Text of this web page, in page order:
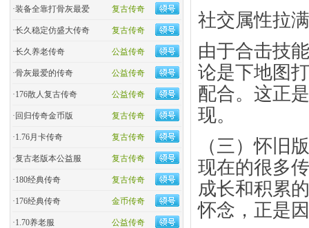
复古传奇
·装备全靠打骨灰最爱
复古传奇
·长久稳定仿盛大传奇
公益传奇
·长久养老传奇
公益传奇
·骨灰最爱的传奇
公益传奇
·176散人复古传奇
复古传奇
· 回归传奇金币版
复古传奇
·1.76月卡传奇
复古传奇
·复古老版本公益服
复古传奇
·180经典传奇
金币传奇
·176经典传奇
公益传奇
·1.70养老服
社交属性拉
由于合击技
论是下地图
配合。这正
现。
（三）怀旧
现在的很多
成长和积累
怀念，正是